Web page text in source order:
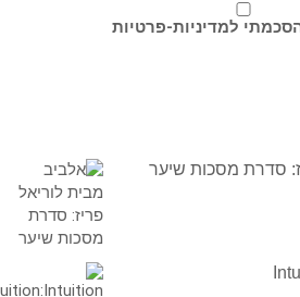
למדיניות-פרטיות
סדרת מסכות שיער